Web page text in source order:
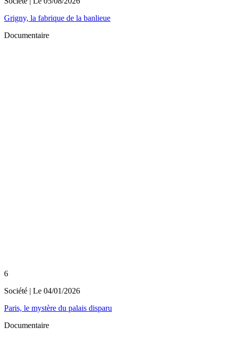
Grigny, la fabrique de la banlieue
Documentaire
6
Société | Le 04/01/2026
Paris, le mystère du palais disparu
Documentaire